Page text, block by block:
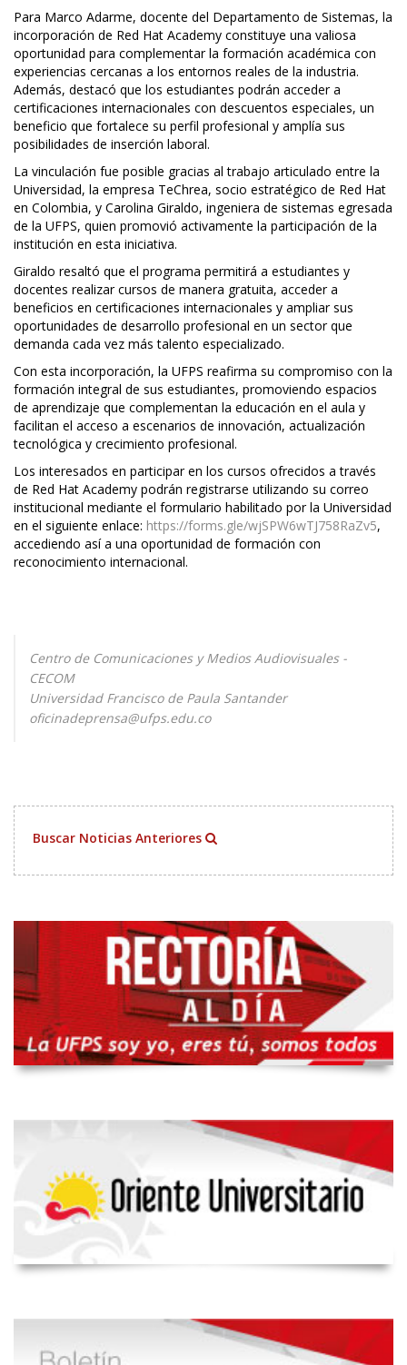
Para Marco Adarme, docente del Departamento de Sistemas, la
incorporación de Red Hat Academy constituye una valiosa
oportunidad para complementar la formación académica con
experiencias cercanas a los entornos reales de la industria.
Además, destacó que los estudiantes podrán acceder a
certificaciones internacionales con descuentos especiales, un
beneficio que fortalece su perfil profesional y amplía sus
posibilidades de inserción laboral.
La vinculación fue posible gracias al trabajo articulado entre la
Universidad, la empresa TeChrea, socio estratégico de Red Hat
en Colombia, y Carolina Giraldo, ingeniera de sistemas egresada
de la UFPS, quien promovió activamente la participación de la
institución en esta iniciativa.
Giraldo resaltó que el programa permitirá a estudiantes y
docentes realizar cursos de manera gratuita, acceder a
beneficios en certificaciones internacionales y ampliar sus
oportunidades de desarrollo profesional en un sector que
demanda cada vez más talento especializado.
Con esta incorporación, la UFPS reafirma su compromiso con la
formación integral de sus estudiantes, promoviendo espacios
de aprendizaje que complementan la educación en el aula y
facilitan el acceso a escenarios de innovación, actualización
tecnológica y crecimiento profesional.
Los interesados en participar en los cursos ofrecidos a través
de Red Hat Academy podrán registrarse utilizando su correo
institucional mediante el formulario habilitado por la Universidad
en el siguiente enlace: https://forms.gle/wjSPW6wTJ758RaZv5,
accediendo así a una oportunidad de formación con
reconocimiento internacional.
Centro de Comunicaciones y Medios Audiovisuales -
CECOM
Universidad Francisco de Paula Santander
oficinadeprensa@ufps.edu.co
Buscar Noticias Anteriores